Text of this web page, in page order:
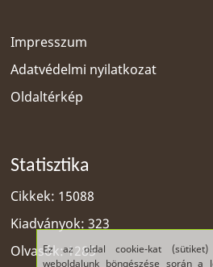
Ez az oldal cookie-kat
weboldalunk böngészése során a
Impresszum
Adatvédelmi nyilatkozat
Oldaltérkép
Statisztika
Cikkek: 15088
Kiadványok: 323
Olvasók: 1285